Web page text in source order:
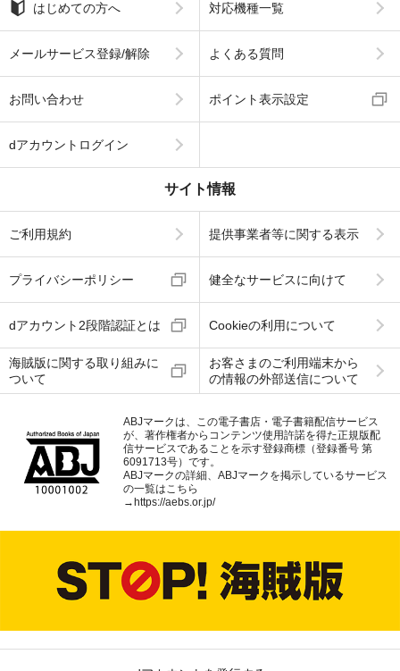
はじめての方へ 対応機種一覧
メールサービス登録/解除 よくある質問
お問い合わせ ポイント表示設定
dアカウントログイン
サイト情報
ご利用規約 提供事業者等に関する表示
プライバシーポリシー 健全なサービスに向けて
dアカウント2段階認証とは Cookieの利用について
海賊版に関する取り組みに
ついて
お客さまのご利用端末から
の情報の外部送信について
ABJマークは、この電子書店・電子書籍配信サービス
が、著作権者からコンテンツ使用許諾を得た正規版配
信サービスであることを示す登録商標（登録番号 第
6091713号）です。
ABJマークの詳細、ABJマークを掲示しているサービス
の一覧はこちら
→ https://aebs.or.jp/